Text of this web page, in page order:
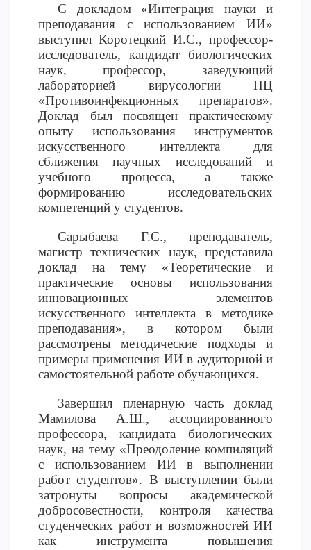
С докладом «Интеграция науки и
преподавания с использованием ИИ»
выступил Коротецкий И.С., профессор-
исследователь, кандидат биологических
наук, профессор, заведующий
лабораторией вирусологии НЦ
«Противоинфекционных препаратов».
Доклад был посвящен практическому
опыту использования инструментов
искусственного интеллекта для
сближения научных исследований и
учебного процесса, а также
формированию исследовательских
компетенций у студентов.
Сарыбаева Г.С., преподаватель,
магистр технических наук, представила
доклад на тему «Теоретические и
практические основы использования
инновационных элементов
искусственного интеллекта в методике
преподавания», в котором были
рассмотрены методические подходы и
примеры применения ИИ в аудиторной и
самостоятельной работе обучающихся.
Завершил пленарную часть доклад
Мамилова А.Ш., ассоциированного
профессора, кандидата биологических
наук, на тему «Преодоление компиляций
с использованием ИИ в выполнении
работ студентов». В выступлении были
затронуты вопросы академической
добросовестности, контроля качества
студенческих работ и возможностей ИИ
как инструмента повышения